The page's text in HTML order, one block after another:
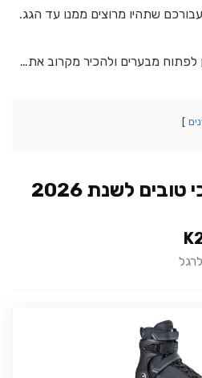
שתהיו מרוצים ממנו עד הגג.
מבערים ולהכיר מקרוב את…